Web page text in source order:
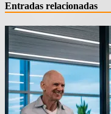
Entradas relacionadas